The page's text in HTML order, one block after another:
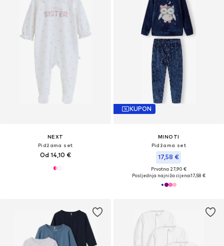
NEXT
Pidžama set
Od 14,10 €
KUPON
MINOTI
Pidžama set
17,58 €
Prvotno: 27,90 €
Posljednja najniža cijena:17,58 €